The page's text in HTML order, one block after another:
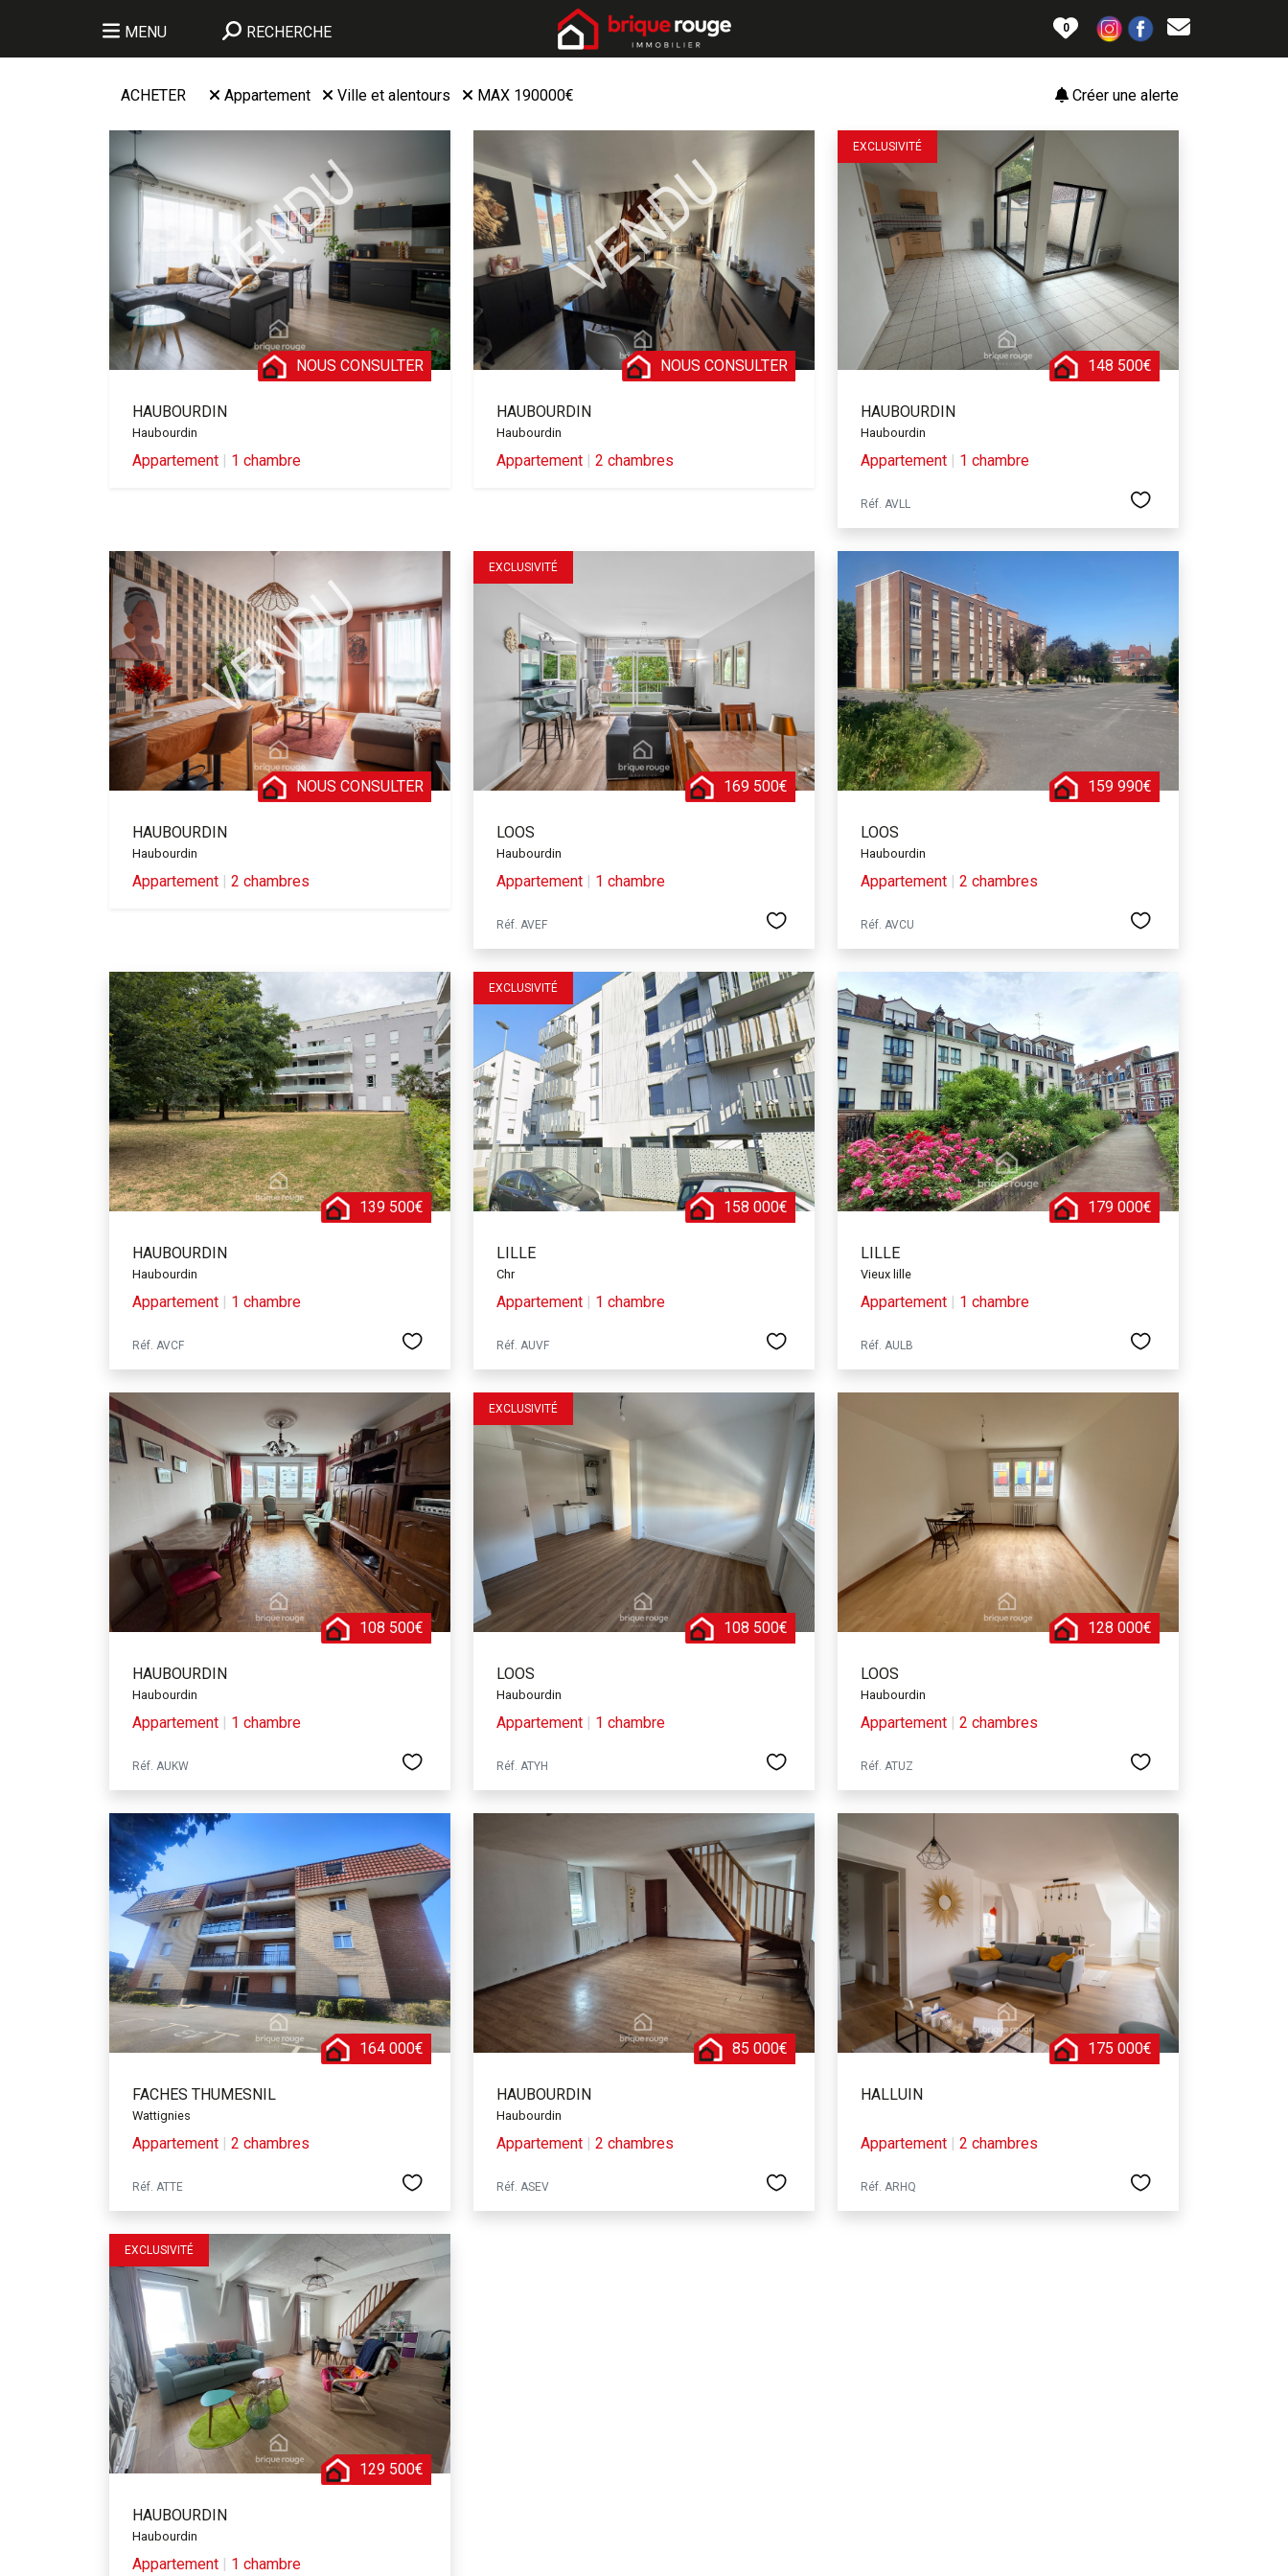
MENU RECHERCHE 0
Créer une alerte
ACHETER Appartement Ville et alentours MAX 190000€
NOUS CONSULTER
HAUBOURDIN
Haubourdin
Appartement | 1 chambre
NOUS CONSULTER
HAUBOURDIN
Haubourdin
Appartement | 2 chambres
EXCLUSIVITÉ
148 500€
HAUBOURDIN
Haubourdin
Appartement | 1 chambre
Réf. AVLL
NOUS CONSULTER
HAUBOURDIN
Haubourdin
Appartement | 2 chambres
EXCLUSIVITÉ
169 500€
LOOS
Haubourdin
Appartement | 1 chambre
Réf. AVEF
159 990€
LOOS
Haubourdin
Appartement | 2 chambres
Réf. AVCU
139 500€
HAUBOURDIN
Haubourdin
Appartement | 1 chambre
Réf. AVCF
EXCLUSIVITÉ
158 000€
LILLE
Chr
Appartement | 1 chambre
Réf. AUVF
179 000€
LILLE
Vieux lille
Appartement | 1 chambre
Réf. AULB
108 500€
HAUBOURDIN
Haubourdin
Appartement | 1 chambre
Réf. AUKW
EXCLUSIVITÉ
108 500€
LOOS
Haubourdin
Appartement | 1 chambre
Réf. ATYH
128 000€
LOOS
Haubourdin
Appartement | 2 chambres
Réf. ATUZ
164 000€
FACHES THUMESNIL
Wattignies
Appartement | 2 chambres
Réf. ATTE
85 000€
HAUBOURDIN
Haubourdin
Appartement | 2 chambres
Réf. ASEV
175 000€
HALLUIN
Appartement | 2 chambres
Réf. ARHQ
EXCLUSIVITÉ
129 500€
HAUBOURDIN
Haubourdin
Appartement | 1 chambre